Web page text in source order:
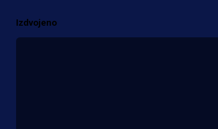
Izdvojeno